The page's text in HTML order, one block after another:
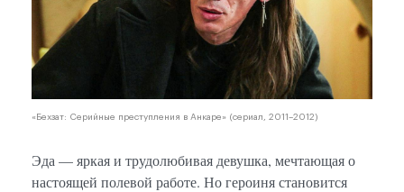
«Бехзат: Серийные преступления в Анкаре» (сериал, 2011–2012)
Эда — яркая и трудолюбивая девушка, мечтающая о
настоящей полевой работе. Но героиня становится